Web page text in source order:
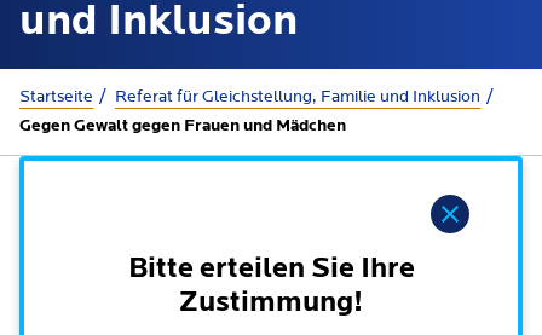
und Inklusion
Startseite Referat für Gleichstellung, Familie und Inklusion
Gegen Gewalt gegen Frauen und Mädchen
Bitte erteilen Sie Ihre
Zustimmung!
Rathaus
Online-Dienste - Serviceportal
Leichte Sprache
Rathauskalender
Lebenslagen
Neu in Bochum
Migration und Integration
Rat der Stadt Bochum
Bürgerbeteiligung und Bürgerinfo